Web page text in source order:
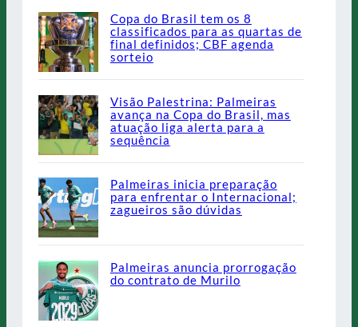
Copa do Brasil tem os 8
classificados para as quartas de
final definidos; CBF agenda
sorteio
Visão Palestrina: Palmeiras
avança na Copa do Brasil, mas
atuação liga alerta para a
sequência
Palmeiras inicia preparação
para enfrentar o Internacional;
zagueiros são dúvidas
Palmeiras anuncia prorrogação
do contrato de Murilo